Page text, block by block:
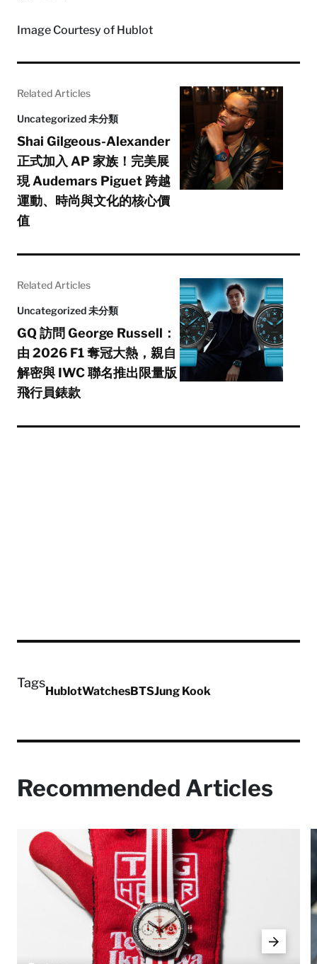
Image Courtesy of Hublot
Related Articles
Uncategorized 未分類
Shai Gilgeous-Alexander
正式加入 AP 家族！完美展
現 Audemars Piguet 跨越
運動、時尚與文化的核心價
值
Related Articles
Uncategorized 未分類
GQ 訪問 George Russell：
由 2026 F1 奪冠大熱，親自
解密與 IWC 聯名推出限量版
飛行員錶款
Tags
HublotWatchesBTSJung Kook
Recommended Articles